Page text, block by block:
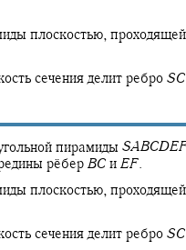
плоскостью,
сечения делит ребро SC
пирамиды SABCDE
рёбер BC и EF.
плоскостью,
сечения делит ребро SC